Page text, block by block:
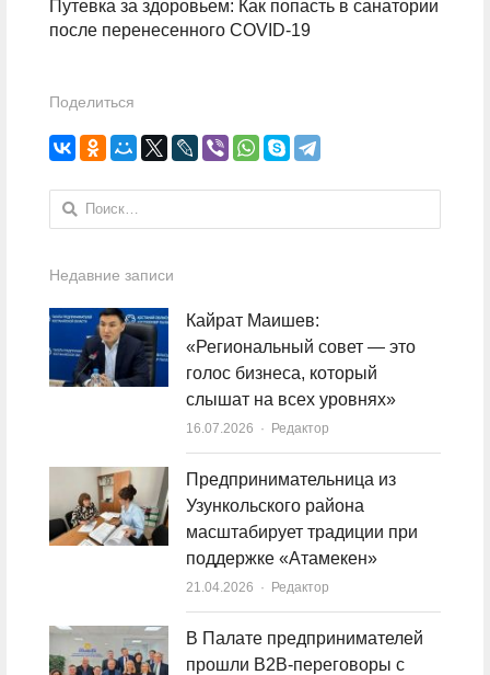
Путевка за здоровьем: Как попасть в санатории
после перенесенного COVID-19
Поделиться
Найти:
Недавние записи
Кайрат Маишев:
«Региональный совет — это
голос бизнеса, который
слышат на всех уровнях»
16.07.2026 Author
Редактор
Предпринимательница из
Узункольского района
масштабирует традиции при
поддержке «Атамекен»
21.04.2026 Author
Редактор
В Палате предпринимателей
прошли B2B-переговоры с